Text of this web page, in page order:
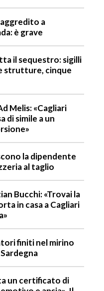
a
è grave
il sequestro: sigilli
strutture, cinque
Melis: «Cagliari
di simile a un
la dipendente
al taglio
Bucchi: «Trovai la
in casa a Cagliari
finiti nel mirino
un certificato di